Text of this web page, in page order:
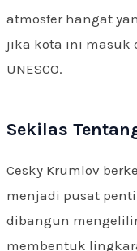
atmosfer hangat
jika kota ini masuk
UNESCO.
Sekilas
Cesky Krumlov
menjadi pusat
dibangun
membentuk